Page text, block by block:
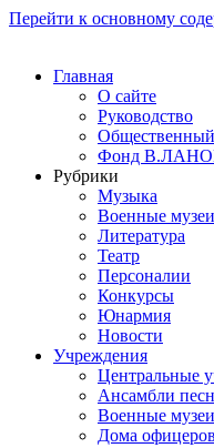
Перейти к основному
Главная
О сайте
Руководство
Общественный
Фонд
Рубрики
Музыка
Военные музеи
Литература
Театр
Персоналии
Конкурсы
Юнармия
Новости
Учреждения
Центральные
Ансамбли
Военные музеи
Дома офицеров